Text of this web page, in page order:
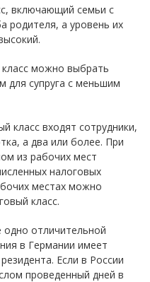
включающий семьи с
родителя, а уровень их
класс можно выбрать
для супруга с меньшим
класс входят сотрудники,
а два или более. При
из рабочих мест
налоговых
местах можно
класс.
отличительной
в Германии имеет
Если в России
проведенный дней в